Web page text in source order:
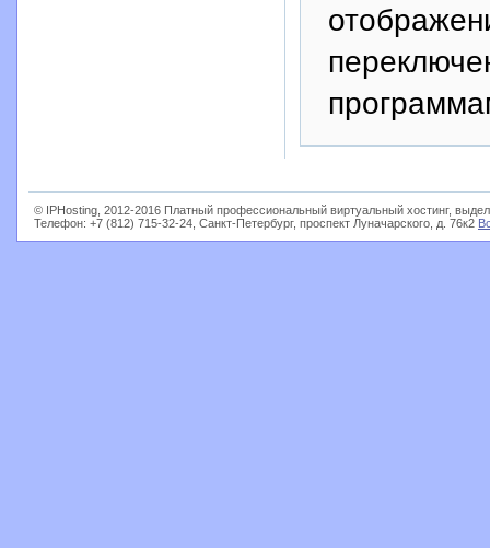
© IPHosting, 2012-2016 Платный профессиональный виртуальный хостинг,
Телефон: +7 (812) 715-32-24, Санкт-Петербург, проспект Луначарского, д. 76к2